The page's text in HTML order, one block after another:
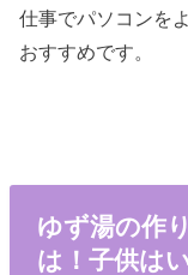
仕事でパソコンを
おすすめです。
ゆず湯の作
は！子供は